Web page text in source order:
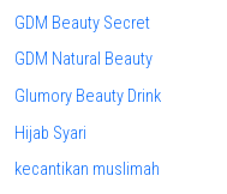
GDM Beauty Secret
GDM Natural Beauty
Glumory Beauty Drink
Hijab Syari
kecantikan muslimah